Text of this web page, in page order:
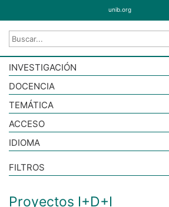
unib.org
INVESTIGACIÓN
DOCENCIA
TEMÁTICA
ACCESO
IDIOMA
Proyectos I+D+I
FILTROS